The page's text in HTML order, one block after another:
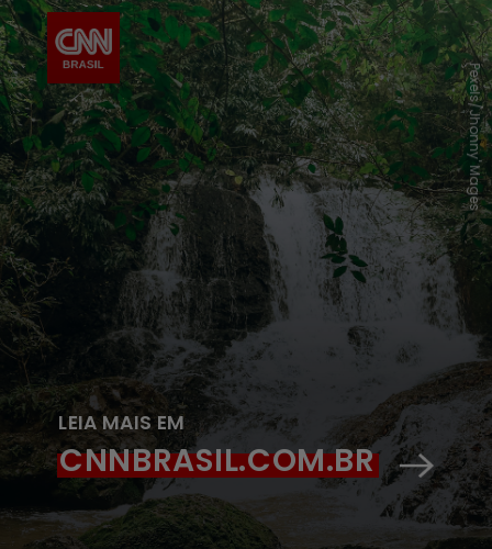
LEIA MAIS EM
CNNBRASIL.COM.BR
Pexels/Jhonny' Mages